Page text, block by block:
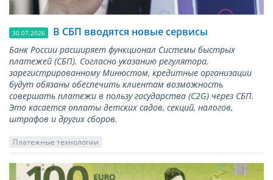
30.07.2026 В СБП вводятся новые сервисы
Банк России расширяет функционал Системы быстрых
платежей (СБП). Согласно указанию регулятора,
зарегистрированному Минюстом, кредитные организации
будут обязаны обеспечить клиентам возможность
совершать платежи в пользу государства (С2G) через СБП.
Это касается оплаты детских садов, секций, налогов,
штрафов и других сборов.
Платежные технологии